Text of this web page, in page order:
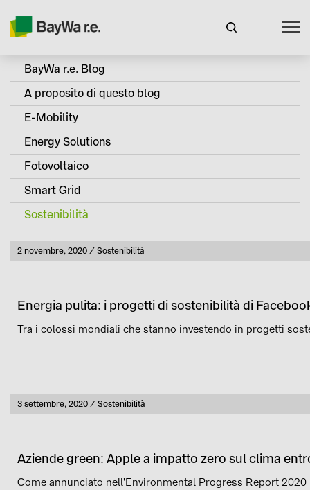
BayWa r.e. Blog
A proposito di questo blog
E-Mobility
Energy Solutions
Fotovoltaico
Smart Grid
Sostenibilità
Pubblicato
2 novembre, 2020 Categoria
Sostenibilità
Energia pulita: i progetti di sostenibilità di
Tra i colossi mondiali che stanno investendo in progetti
Pubblicato
3 settembre, 2020 Categoria
Sostenibilità
Aziende green: Apple a impatto zero sul clima
Come annunciato nell'Environmental Progress Report